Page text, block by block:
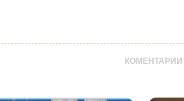
КОМЕНТАРИИ